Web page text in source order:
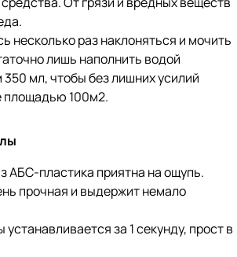
несколько раз наклоняться и мочить
лишь наполнить водой
мл, чтобы без лишних усилий
100м2.
АБС-пластика приятна на ощупь.
прочная и выдержит немало
за 1 секунду, прост в